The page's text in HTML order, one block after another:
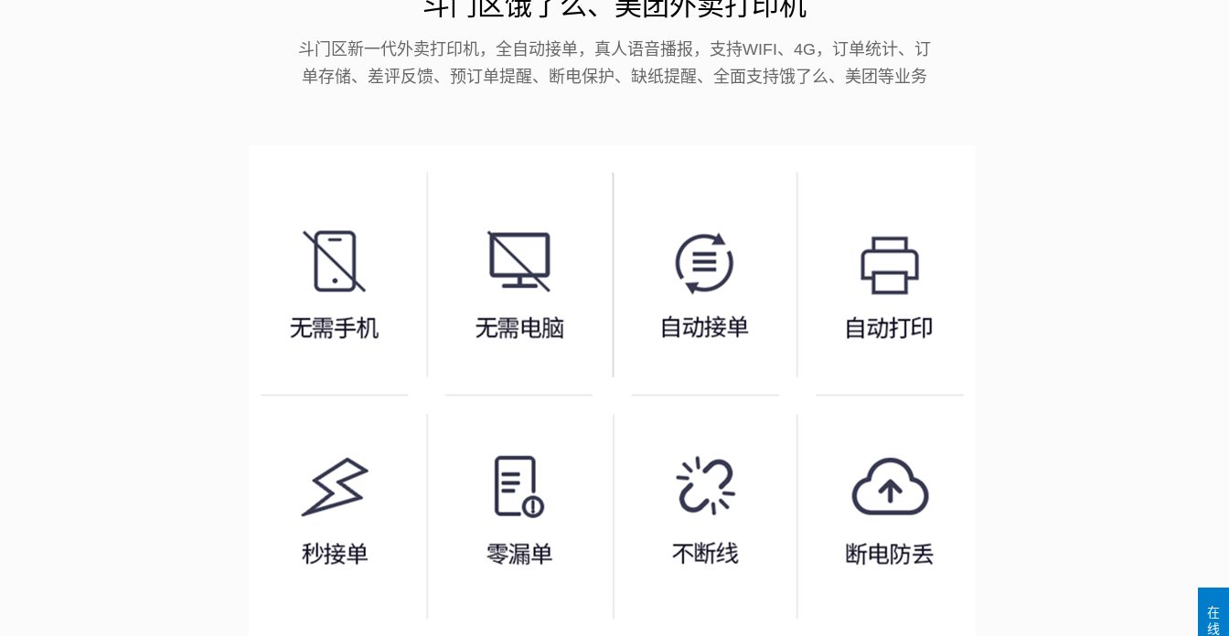
斗门区新一代外卖打印机，全自动接单，真人语音播报，支持WIFI、4G，订单统计、订
单存储、差评反馈、预订单提醒、断电保护、缺纸提醒、全面支持饿了么、美团等业务
在
线